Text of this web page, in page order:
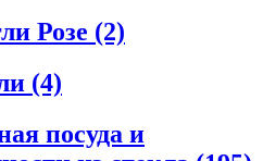
Розе (2)
(4)
посуда и